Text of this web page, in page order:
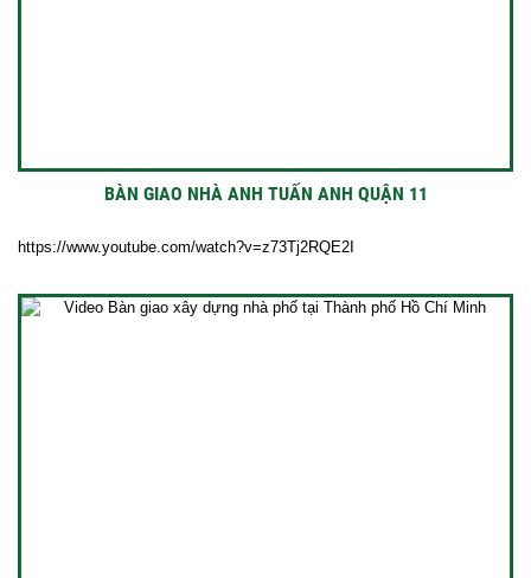
BÀN GIAO NHÀ ANH TUẤN ANH QUẬN 11
https://www.youtube.com/watch?v=z73Tj2RQE2I